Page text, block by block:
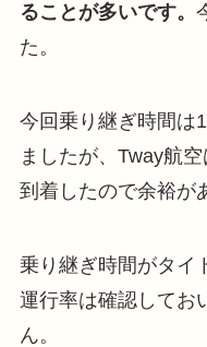
ることが多いです。
た。
今回乗り継ぎ時間は
ましたが、Tway航
到着したので余裕が
乗り継ぎ時間がタイ
運行率は確認してお
ん。